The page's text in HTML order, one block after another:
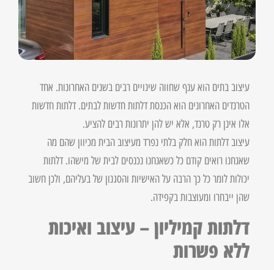
עיצוב בתים הוא ענף שחווה שינויים רבים בשנים האחרונות. אחד
הטרנדים האחרונים הוא הכנסת דלתות חדשות לבתים. דלתות חדשות
אלו אינן רק טרנד, אלא יש להן יתרונות רבים להציע.
עיצוב דלתות הוא חלק בלתי נפרד מעיצוב הבית מכיוון שהם מה
שאנחנו רואים קודם כל כשאנחנו נכנסים לבית של מישהו. דלתות
יכולות לומר כל כך הרבה על האישיות והסגנון של בעליהם, ולכן חשוב
שהן ייבחרו ומעוצבות בקפידה.
דלתות קמיליון – עיצוב ואיכות
ללא פשרות